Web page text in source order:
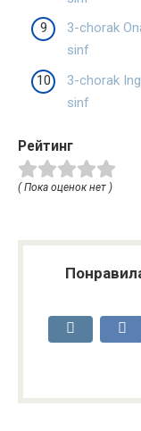
3-chorak
sinf
3-chorak
sinf
Рейтинг
( Пока оценок нет )